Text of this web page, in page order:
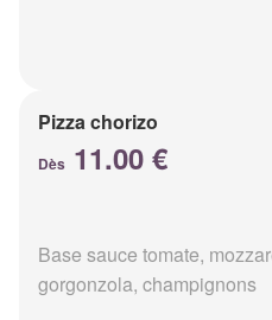
Pizza chorizo
Dès 11.00 €
Base sauce tomate,
gorgonzola, champignons